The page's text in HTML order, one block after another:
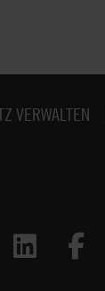
VERWALTEN